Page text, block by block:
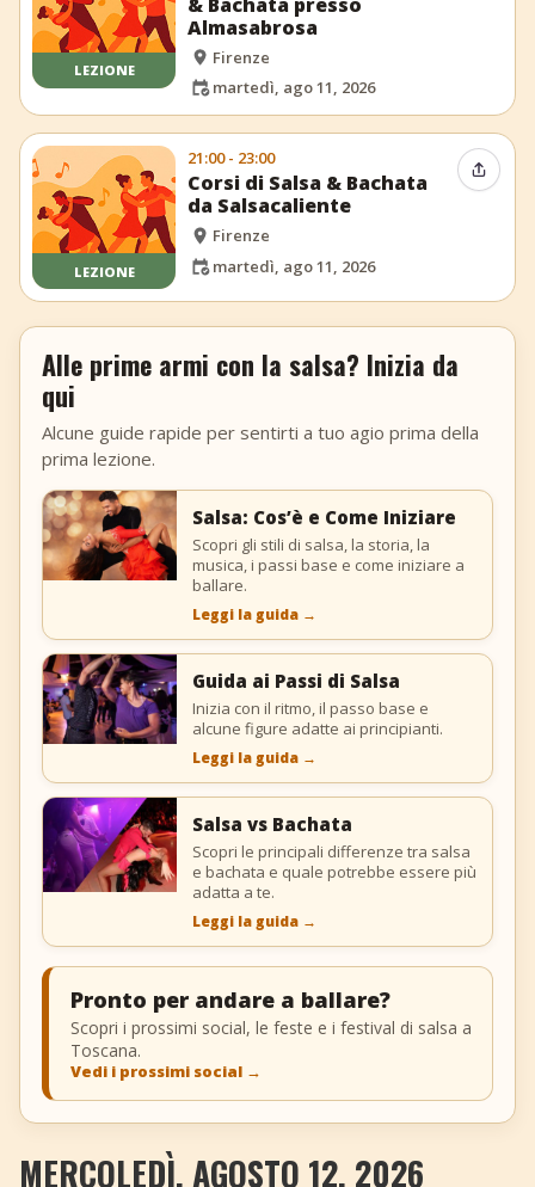
LEZIONE
Almasabrosa
Firenze
martedì, ago 11, 2026
LEZIONE
21:00 - 23:00
Corsi di Salsa & Bachata
da Salsacaliente
Firenze
martedì, ago 11, 2026
Alle prime armi con la salsa? Inizia da
qui
Alcune guide rapide per sentirti a tuo agio prima della
prima lezione.
Salsa: Cos’è e Come Iniziare
Scopri gli stili di salsa, la storia, la
musica, i passi base e come iniziare a
ballare.
Leggi la guida →
Guida ai Passi di Salsa
Inizia con il ritmo, il passo base e
alcune figure adatte ai principianti.
Leggi la guida →
Salsa vs Bachata
Scopri le principali differenze tra salsa
e bachata e quale potrebbe essere più
adatta a te.
Leggi la guida →
Pronto per andare a ballare?
Scopri i prossimi social, le feste e i festival di salsa a
Toscana.
Vedi i prossimi social →
MERCOLEDÌ, AGOSTO 12, 2026